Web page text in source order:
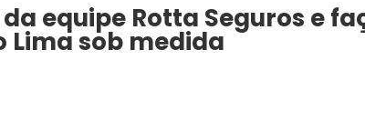
equipe Rotta Seguros e
Limasob medida